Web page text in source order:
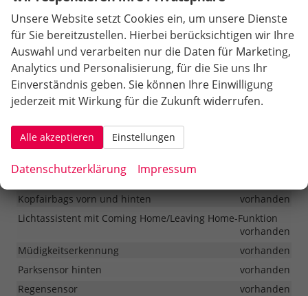
eCall
vorhanden
Frontairbags auf Fahrer- und Beifahrerseite
vorhanden
Frontassistent mit Fußgängerschutz
vorhanden
Gurtwarnung für die Rücksitze
vorhanden
Gurtwarnung für Fahrer- und Beifahrersitz
vorhanden
ISOFIX und Top-Tether auf den äußeren Rücksitzen
Knieairbag auf der Fahrerseite
Kopfairbags vorn und hinten
vorhanden
Lichtassistent mit Coming Home/Leaving Home-Funktion
vorhanden
Müdigkeitserkennung
vorhanden
Parksensor hinten
vorhanden
Regensensor
vorhanden
Unsere Website setzt Cookies ein, um unsere Dienste
für Sie bereitzustellen. Hierbei berücksichtigen wir Ihre
Auswahl und verarbeiten nur die Daten für Marketing,
Analytics und Personalisierung, für die Sie uns Ihr
Einverständnis geben. Sie können Ihre Einwilligung
jederzeit mit Wirkung für die Zukunft widerrufen.
Alle akzeptieren Einstellungen
Datenschutzerklärung Impressum